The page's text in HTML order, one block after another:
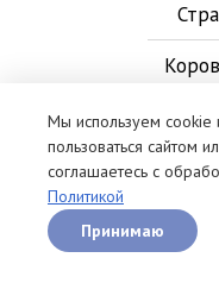
Мы используем cookie
пользоваться сайтом
соглашаетесь с
Политикой
Принимаю